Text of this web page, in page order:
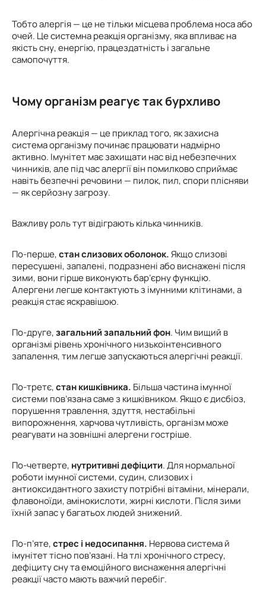
Тобто алергія — це не тільки місцева проблема носа або
очей. Це системна реакція організму, яка впливає на
якість сну, енергію, працездатність і загальне
самопочуття.
Чому організм реагує так бурхливо
Алергічна реакція — це приклад того, як захисна
система організму починає працювати надмірно
активно. Імунітет має захищати нас від небезпечних
чинників, але під час алергії він помилково сприймає
навіть безпечні речовини — пилок, пил, спори плісняви
— як серйозну загрозу.
Важливу роль тут відіграють кілька чинників.
По-перше,стан слизових оболонок.Якщо слизові
пересушені, запалені, подразнені або виснажені після
зими, вони гірше виконують бар’єрну функцію.
Алергени легше контактують з імунними клітинами, а
реакція стає яскравішою.
По-друге,загальний запальний фон. Чим вищий в
організмі рівень хронічного низькоінтенсивного
запалення, тим легше запускаються алергічні реакції.
По-третє,стан кишківника. Більша частина імунної
системи пов’язана саме з кишківником. Якщо є дисбіоз,
порушення травлення, здуття, нестабільні
випорожнення, харчова чутливість, організм може
реагувати на зовнішні алергени гостріше.
По-четверте, нутритивні дефіцити. Для нормальної
роботи імунної системи, судин, слизових і
антиоксидантного захисту потрібні вітаміни, мінерали,
флавоноїди, амінокислоти, жирні кислоти. Після зими
їхній запас у багатьох людей знижений.
По-п’яте,стрес і недосипання. Нервова система й
імунітет тісно пов’язані. На тлі хронічного стресу,
дефіциту сну та емоційного виснаження алергічні
реакції часто мають важчий перебіг.